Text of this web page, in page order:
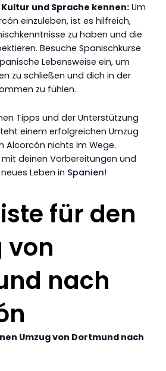
und Sprache kennen:Um
einzuleben, ist es hilfreich,
zu haben und die
Besuche Spanischkurse
Lebensweise ein, um
zu schließen und dich in der
zu fühlen.
Tipps und der Unterstützung
einem erfolgreichen Umzug
Alcorcón nichts im Wege.
deinen Vorbereitungen und
Leben in Spanien!
für den
von
nach
Umzug von Dortmund nach